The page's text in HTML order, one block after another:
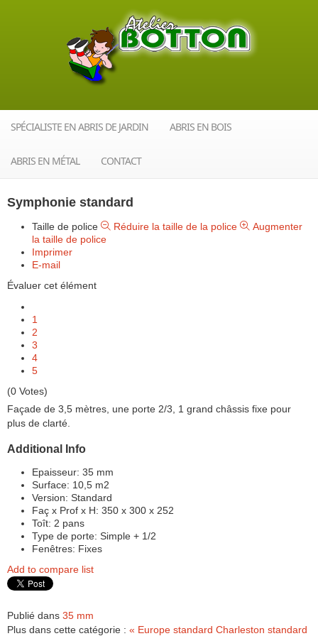
SPÉCIALISTE EN ABRIS DE JARDIN ABRIS EN BOIS
ABRIS EN MÉTAL CONTACT
Symphonie standard
Taille de police Réduire la taille de la police
Augmenter
la taille de police
Imprimer
E-mail
Évaluer cet élément
1
2
3
4
5
(0 Votes)
Façade de 3,5 mètres, une porte 2/3, 1 grand châssis fixe pour
plus de clarté.
Additional Info
Epaisseur: 35 mm
Surface: 10,5 m2
Version: Standard
Faç x Prof x H: 350 x 300 x 252
Toît: 2 pans
Type de porte: Simple + 1/2
Fenêtres: Fixes
Add to compare list
Publié dans 35 mm
Plus dans cette catégorie : « Europe standard Charleston standard